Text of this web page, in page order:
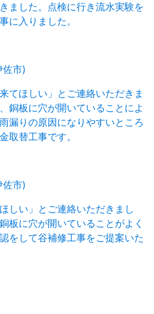
ました。点検に行き流水実験を
に入りました。
市)
てほしい」とご連絡いただきま
銅板に穴が開いていることによ
漏りの原因になりやすいところ
取替工事です。
市)
しい」とご連絡いただきまし
板に穴が開いていることがよく
をして谷補修工事をご提案いた